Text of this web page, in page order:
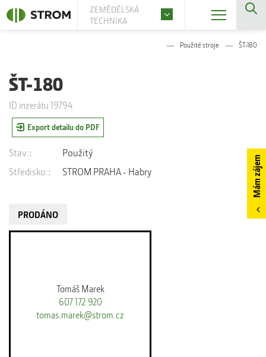
ZEMĚDĚLSKÁ
TECHNIKA
Použité stroje ŠT-180
Mám zájem
ŠT-180
ID inzerátu 19794
Export detailu do PDF
Stav:
Použitý
Středisko:
STROM PRAHA - Habry
PRODÁNO
Tomáš Marek
607 172 920
tomas.marek@strom.cz